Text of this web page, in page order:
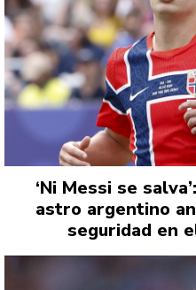
‘Ni Messi se
astro argentino
seguridad en